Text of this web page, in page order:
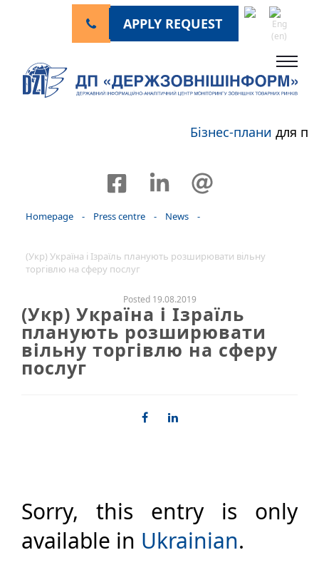
APPLY REQUEST
Бізнес-планидля
Homepage - Press centre - News -
(Укр) Україна і Ізраїль планують розширювати вільну
торгівлю на сферу послуг
Posted 19.08.2019
(Укр) Україна і Ізраїль
планують розширювати
вільну торгівлю на сферу
послуг
Sorry, this entry is only
available in Ukrainian.